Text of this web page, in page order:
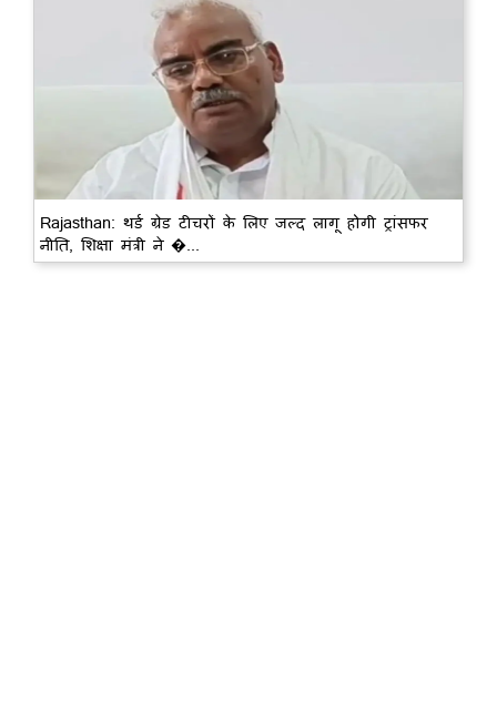
Rajasthan: थर्ड ग्रेड टीचरों के लिए जल्द लागू होगी ट्रांसफर
नीति, शिक्षा मंत्री ने �...